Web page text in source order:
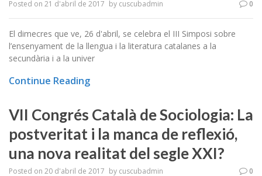
Posted on 21 d'abril de 2017 by cuscubadmin 0
El dimecres que ve, 26 d'abril, se celebra el III Simposi sobre
l’ensenyament de la llengua i la literatura catalanes a la
secundària i a la univer
Continue Reading
VII Congrés Català de Sociologia: La
postveritat i la manca de reflexió,
una nova realitat del segle XXI?
Posted on 20 d'abril de 2017 by cuscubadmin 0